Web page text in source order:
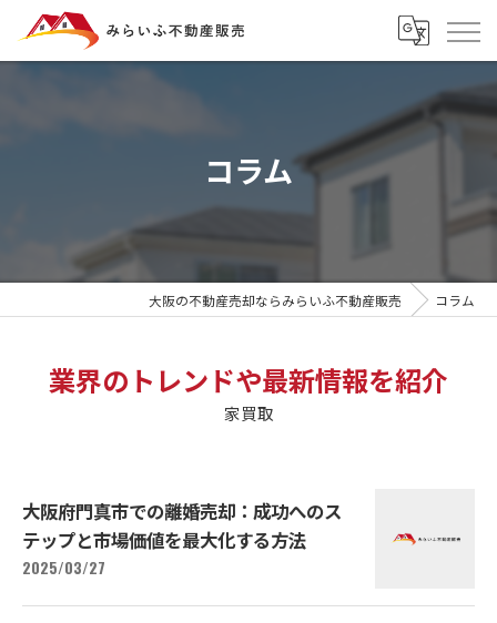
コラム
大阪の不動産売却ならみらいふ不動産販売 コラム
業界のトレンドや最新情報を紹介
家買取
大阪府門真市での離婚売却：成功へのス
テップと市場価値を最大化する方法
2025/03/27